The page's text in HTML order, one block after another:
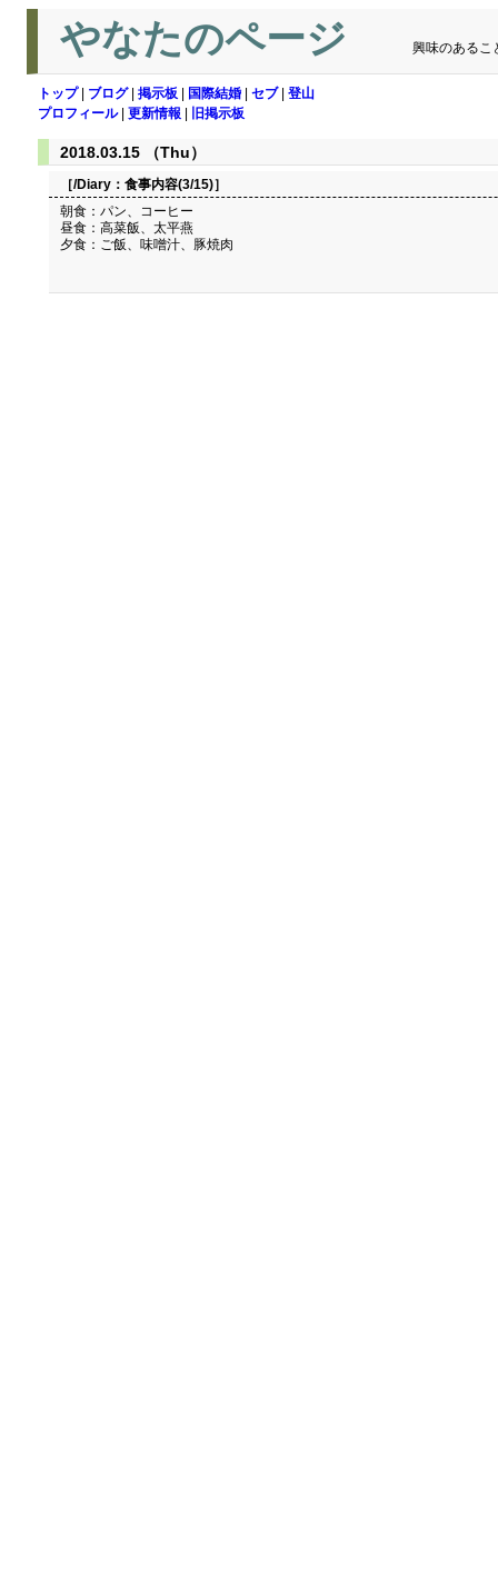
やなたのページ 興味のあるこ
トップ| ブログ| 掲示板 国際結婚 セブ| 登山
プロフィール| 更新情報 旧掲示板
2018.03.15 （Thu）
［/Diary： 食事内容(3/15)］
朝食：パン、コーヒー
昼食：高菜飯、太平燕
夕食：ご飯、味噌汁、豚焼肉